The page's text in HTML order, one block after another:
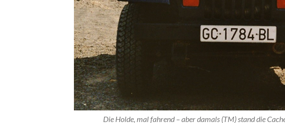
Die Holde, mal fahrend – aber damals (TM) stand die